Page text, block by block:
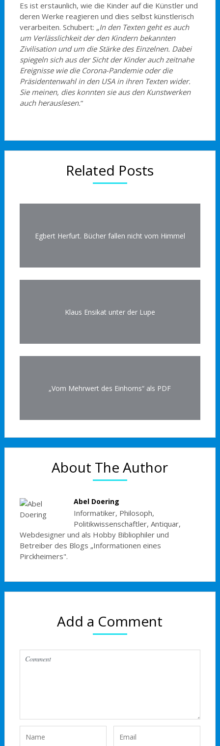
Es ist erstaunlich, wie die Kinder auf die Künstler und
deren Werke reagieren und dies selbst künstlerisch
verarbeiten. Schubert: „In den Texten geht es auch
um Verlässlichkeit der den Kindern bekannten
Zivilisation und um die Stärke des Einzelnen. Dabei
spiegeln sich aus der Sicht der Kinder auch zeitnahe
Ereignisse wie die Corona-Pandemie oder die
Präsidentenwahl in den USA in ihren Texten wider.
Sie meinen, dies konnten sie aus den Kunstwerken
auch herauslesen.“
Related Posts
Egbert Herfurt. Bücher fallen nicht vom Himmel
Klaus Ensikat unter der Lupe
„Vom Mehrwert des Einhorns“ als PDF
About The Author
Abel Doering
Informatiker, Philosoph,
Politikwissenschaftler, Antiquar,
Webdesigner und als Hobby Bibliophiler und
Betreiber des Blogs „Informationen eines
Pirckheimers".
Add a Comment